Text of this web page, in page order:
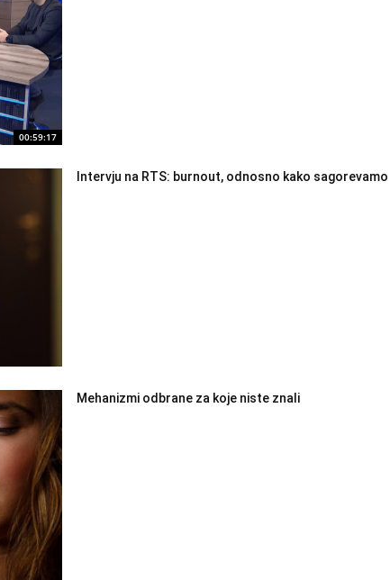
00:59:17
Intervju na RTS: burnout, odnosno kako sagorevamo
Mehanizmi odbrane za koje niste znali